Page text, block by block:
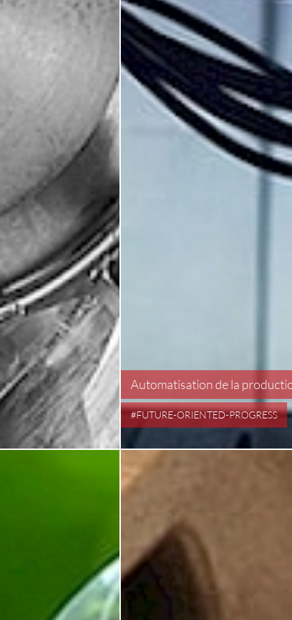
Automatisation de la
#FUTURE-ORIENTED-PROGRESS